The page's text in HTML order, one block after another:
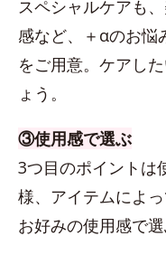
スペシャルケアも
感など、＋αのお悩
をご用意。ケアし
ょう。
③使用感で選ぶ
3つ目のポイントは
様、アイテムによ
お好みの使用感で